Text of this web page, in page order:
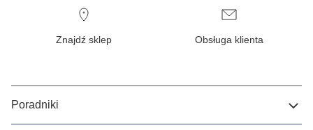
Znajdź sklep Obsługa klienta
Poradniki